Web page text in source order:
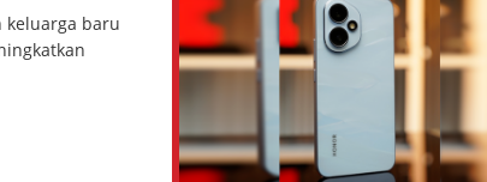
keluarga baru